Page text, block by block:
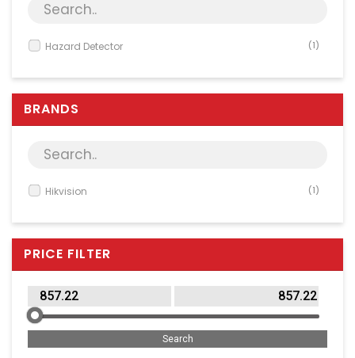
Server & Storage
Supplies
AV & Multimedia
Office Supplies
Phones & PBX
Network Equipment
Printers & Accessories
Hazard Detector (1)
BRANDS
Hikvision (1)
PRICE FILTER